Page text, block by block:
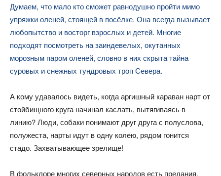
Думаем, что мало кто сможет равнодушно пройти мимо
упряжки оленей, стоящей в посёлке. Она всегда вызывает
любопытство и восторг взрослых и детей. Многие
подходят посмотреть на заиндевелых, окутанных
морозным паром оленей, словно в них скрыта тайна
суровых и снежных тундровых троп Севера.
А кому удавалось видеть, когда аргишный караван нарт от
стойбищного круга начинал каслать, вытягиваясь в
линию? Люди, собаки понимают друг друга с полуслова,
полужеста, нарты идут в одну колею, рядом гонится
стадо. Захватывающее зрелище!
В фольклоре многих северных народов есть предания,